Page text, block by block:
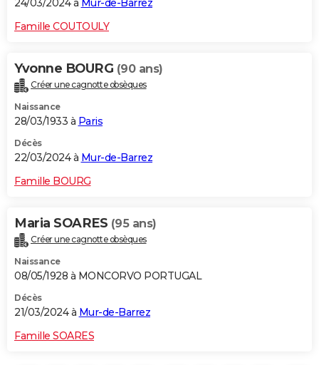
24/03/2024 à Mur-de-Barrez
Famille COUTOULY
Yvonne BOURG (90 ans)
Créer une cagnotte obsèques
Naissance
28/03/1933 à Paris
Décès
22/03/2024 à Mur-de-Barrez
Famille BOURG
Maria SOARES (95 ans)
Créer une cagnotte obsèques
Naissance
08/05/1928 à MONCORVO PORTUGAL
Décès
21/03/2024 à Mur-de-Barrez
Famille SOARES